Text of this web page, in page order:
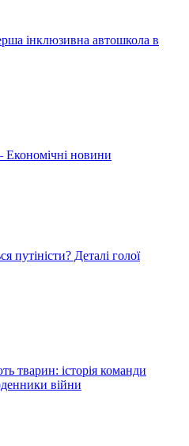
інклюзивна автошкола в
Економічні новини
путіністи? Деталі голої
тварин: історія команди
війни